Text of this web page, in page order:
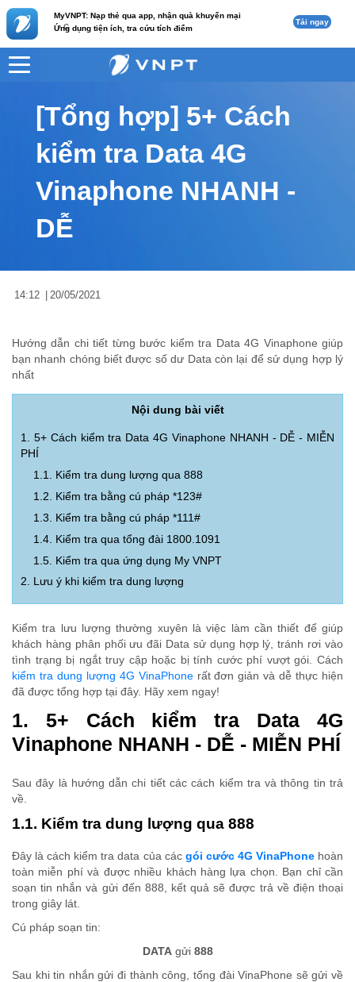
MyVNPT: Nạp thẻ qua app, nhận quà khuyến mại
Ứng dụng tiện ích, tra cứu tích điểm
c Tải ngay
VNPT Nội dung tin
[Tổng hợp] 5+ Cách
kiểm tra Data 4G
Vinaphone NHANH -
DỄ
14:12 20/05/2021
Hướng dẫn chi tiết từng bước kiểm tra Data 4G Vinaphone giúp
bạn nhanh chóng biết được số dư Data còn lại để sử dụng hợp lý
nhất
Nội dung bài viết
1. 5+ Cách kiểm tra Data 4G Vinaphone NHANH - DỄ - MIỄN
PHÍ
1.1. Kiểm tra dung lượng qua 888
1.2. Kiểm tra bằng cú pháp *123#
1.3. Kiểm tra bằng cú pháp *111#
1.4. Kiểm tra qua tổng đài 1800.1091
1.5. Kiểm tra qua ứng dụng My VNPT
2. Lưu ý khi kiểm tra dung lượng
Kiểm tra lưu lượng thường xuyên là việc làm cần thiết để giúp
khách hàng phân phối ưu đãi Data sử dụng hợp lý, tránh rơi vào
tình trạng bị ngắt truy cập hoặc bị tính cước phí vượt gói. Cách
kiểm tra dung lượng 4G VinaPhonerất đơn giản và dễ thực hiện
đã được tổng hợp tại đây. Hãy xem ngay!
1. 5+ Cách kiểm tra Data 4G
Vinaphone NHANH - DỄ - MIỄN PHÍ
Sau đây là hướng dẫn chi tiết các cách kiểm tra và thông tin trả
về.
1.1. Kiểm tra dung lượng qua 888
Đây là cách kiểm tra data của các gói cước 4G VinaPhone hoàn
toàn miễn phí và được nhiều khách hàng lựa chọn. Bạn chỉ cần
soạn tin nhắn và gửi đến 888, kết quả sẽ được trả về điện thoại
trong giây lát.
Cú pháp soạn tin:
DATAgửi 888
Sau khi tin nhắn gửi đi thành công, tổng đài VinaPhone sẽ gửi về